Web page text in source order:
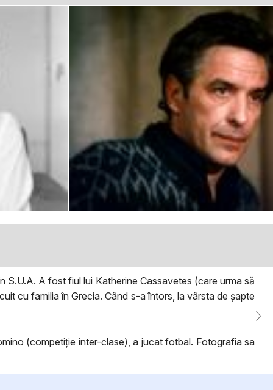
A fost fiul lui Katherine Cassavetes (care urma să
cu familia în Grecia. Când s-a întors, la vârsta de șapte
(competiție inter-clase), a jucat fotbal. Fotografia sa